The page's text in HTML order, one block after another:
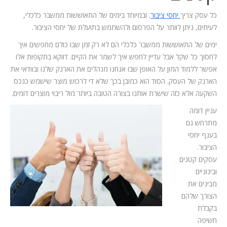
כל עסק צריך יחסי ציבור. ובמיוחד בימים של התאוששות ממשבר כלכלי,
לעיתים, ניתן לוותר על הפרסום ולהשתמש בתועלת של יחסי הציבור.
ימים של התאוששות ממשבר כלכלי הם לא רק זמן שבו כולם מחפשים איך
לחסוך כל שקל אבל עדיין לחפש איך לשמר את הקיים. דווקא בתקופות אלו
אפשר ללמוד המון על האופן שבו אנחנו מנהלים את הארנק שלנו ובוודאי את
הארנק של העסק. הסוד הוא כמובן בכך שלא די לרכוש מוצר שישמש כנכס
השקעה אלא כזה שישרת אותנו בצורה הטובה ביותר מול ריבוי מוצרים דומים.
עניין דומה
מתרחש גם
בענף יחסי
הציבור.
עסקים קטנים
ובינוניים
מבינים את
הצורך שלהם
בקבלת
חשיפה